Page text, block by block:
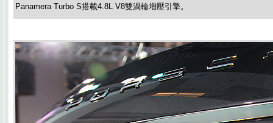
Panamera Turbo S搭載4.8L V8雙渦輪增壓引擎。